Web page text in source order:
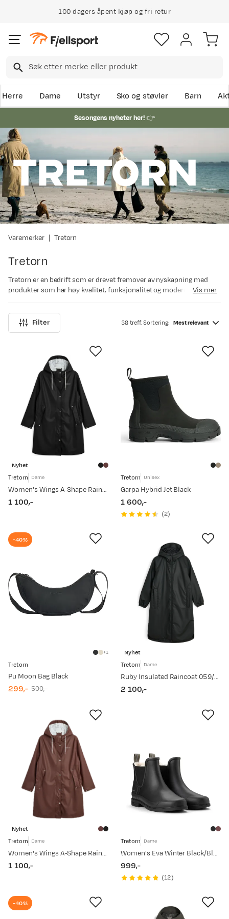
100 dagers åpent kjøp og fri retur
Herre Dame Utstyr Sko og støvler Barn
Sesongens nyheter her!👉
Varemerker Tretorn
Tretorn
Tretorn er en bedrift som er drevet fremover av nyskapning med
produkter som har høy kvalitet, funksjonalitet og modernitet i
helt vesentlig å handle bærekraftig og ta vare på naturen til vår
beste evne. Vi ønsker å bruke arven og kunnskapen vår for å bidra til
en bedre fremtid. Derfor har vi grunnlagt Eco Essentials-initiativet;
Eco Essentials er det samlede navnet på Tretorns arbeid for
bærekraftig innovasjon, men for oss er det mer enn bare det. Det er
en måte å være på; som handler om å tenke annerledes. For oss er
det grunnleggende å handle bærekraftig og ta vare på naturen så
langt det lar seg gjøre. Vi ønsker å bruke arven og kunnskapen vår for
å bidra til en bedre fremtid. Derfor har vi etablert Eco Essentials
Initiative; vår natur og vårt DNA. Å lage Eco Essentials-konseptet er
som å lage et produkt som aldri vil bli fullført. Det vil alltid være et
arbeid i gang og kontinuerlig utfordre oss til å ta større ansvar.
Vis mer
Filter 38 treff. Sortering: Mest relevant
Nyhet
Tretorn Dame
Women's Wings A-Shape Rain Coat 059/black
price
1 100,-
Tretorn Unisex
Garpa Hybrid Jet Black
price
1 600,-
(2)
1
Tretorn
Pu Moon Bag Black
-40%
discounted
299,-
original500,-
Nyhet
Tretorn Dame
Ruby Insulated Raincoat 059/black
price
2 100,-
Nyhet
Tretorn Dame
Women's Wings A-Shape Rain Coat 635/french Roast
price
1 100,-
Tretorn Dame
Women's Eva Winter Black/Black
price
999,-
(12)
-40%